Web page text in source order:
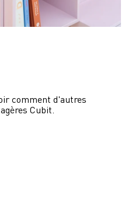
comment d'autres
Cubit.